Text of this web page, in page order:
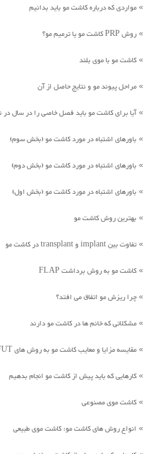
» مواردی که درباره کاشت مو باید بدانیم
» روش PRP کاشت مو یا ترمیم مو؟
» کاشت مو با موی بلند
» مراحل پیوند مو و نتایج حاصل از آن
»آیا برای کاشت مو باید فصل خاصی را در سال
» باورهای اشتباه در مورد کاشت مو (بخش سوم)
» باورهای اشتباه در مورد کاشت مو (بخش دوم)
» باورهای اشتباه در مورد کاشت مو (بخش اول)
» بهترین روش کاشت مو
» تفاوت بین implant و transplant در کاشت مو
» کاشت مو به روش برداشت FLAP
» چرا ریزش مو اتفاق می افتد؟
» مشکلاتی که خانم ها در کاشت مو دارند
» مقایسه مزایا و معایب کاشت مو به روش های FIT، FUT و SUT
» کارهایی که باید پیش از کاشت مو انجام بدهیم
» کاشت موی مصنوعی
» انواع روش های کاشت مو: کاشت موی طبیعی